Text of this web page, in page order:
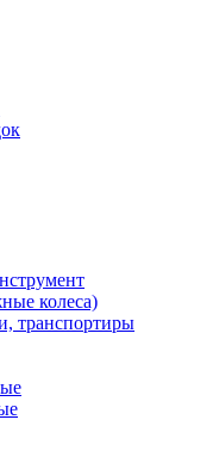
колеса)
транспортиры